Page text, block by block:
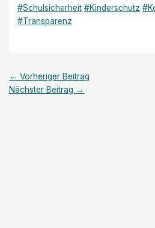
#Schulsicherheit #Kinderschutz
#Transparenz
← Vorheriger Beitrag
Nächster Beitrag →